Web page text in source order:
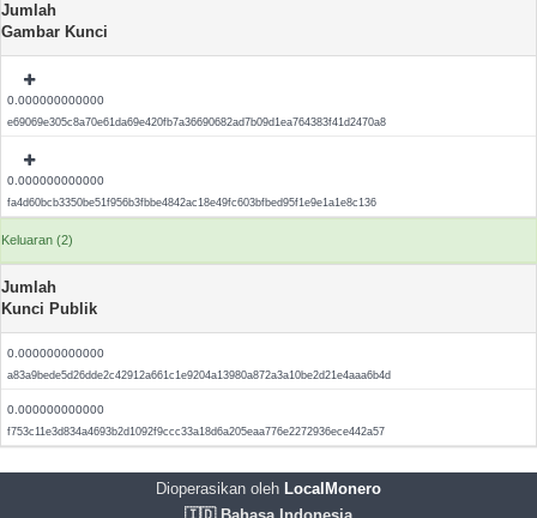
Jumlah
Gambar Kunci
0.000000000000
e69069e305c8a70e61da69e420fb7a36690682ad7b09d1ea764383f41d2470a8
0.000000000000
fa4d60bcb3350be51f956b3fbbe4842ac18e49fc603bfbed95f1e9e1a1e8c136
Keluaran (2)
Jumlah
Kunci Publik
0.000000000000
a83a9bede5d26dde2c42912a661c1e9204a13980a872a3a10be2d21e4aaa6b4d
0.000000000000
f753c11e3d834a4693b2d1092f9ccc33a18d6a205eaa776e2272936ece442a57
Dioperasikan oleh LocalMonero